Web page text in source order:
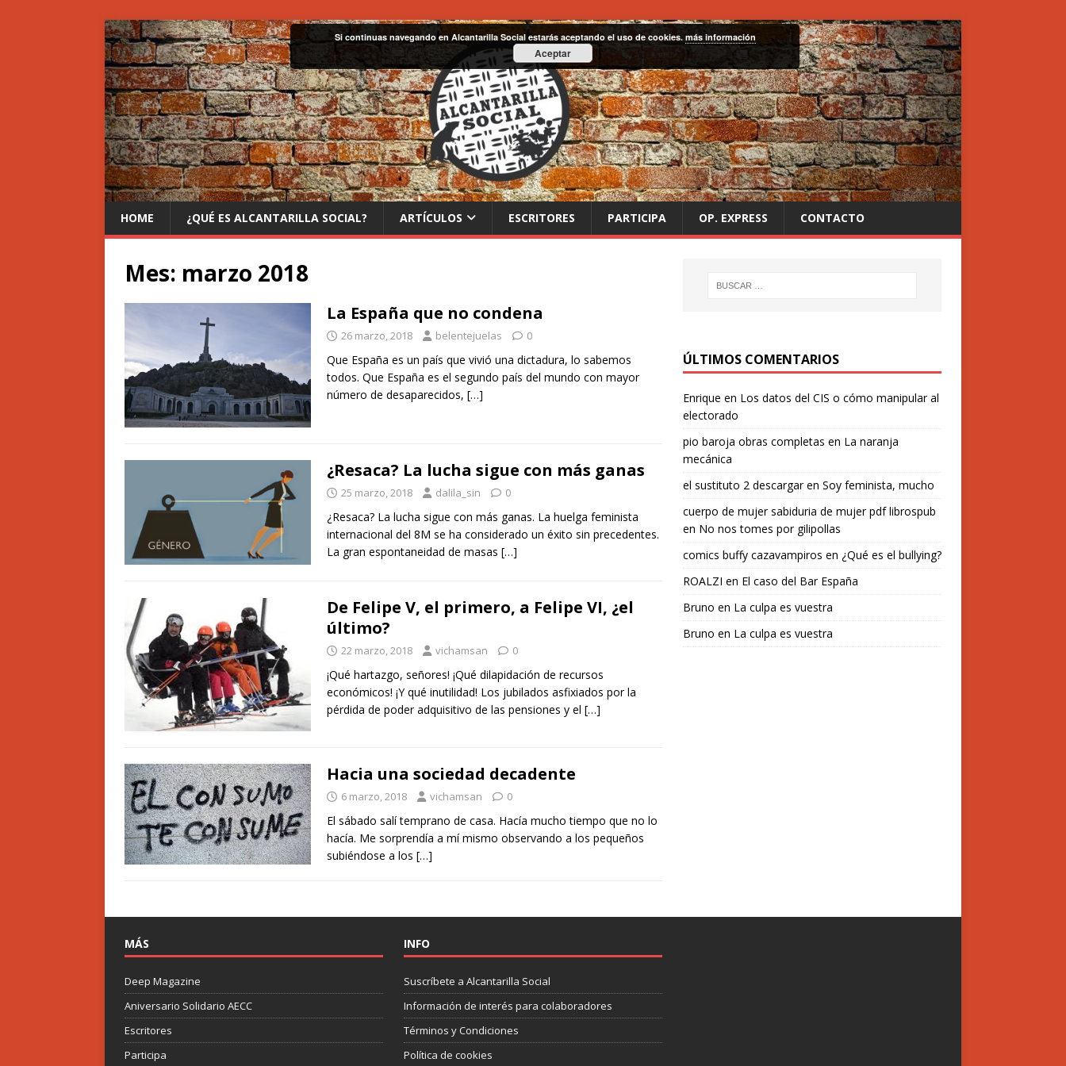
HOME ¿QUÉ ES ALCANTARILLA SOCIAL? ARTÍCULOS ESCRITORES PARTICIPA OP. EXPRESS CONTACTO
Mes: marzo 2018
La España que no condena
26 marzo, 2018 belentejuelas 0
Que España es un país que vivió una dictadura, lo sabemos
todos. Que España es el segundo país del mundo con mayor
número de desaparecidos, […]
¿Resaca? La lucha sigue con más ganas
25 marzo, 2018 dalila_sin 0
¿Resaca? La lucha sigue con más ganas. La huelga feminista
internacional del 8M se ha considerado un éxito sin precedentes.
La gran espontaneidad de masas […]
De Felipe V, el primero, a Felipe VI, ¿el
último?
22 marzo, 2018 vichamsan 0
¡Qué hartazgo, señores! ¡Qué dilapidación de recursos
económicos! ¡Y qué inutilidad! Los jubilados asfixiados por la
pérdida de poder adquisitivo de las pensiones y el […]
Hacia una sociedad decadente
6 marzo, 2018 vichamsan 0
El sábado salí temprano de casa. Hacía mucho tiempo que no lo
hacía. Me sorprendía a mí mismo observando a los pequeños
subiéndose a los […]
ÚLTIMOS COMENTARIOS
Enrique en Los datos del CIS o cómo manipular al
electorado
pio baroja obras completas en La naranja
mecánica
el sustituto 2 descargaren Soy feminista, mucho
cuerpo de mujer sabiduria de mujer pdf librospub
en No nos tomes por gilipollas
comics buffy cazavampiros en ¿Qué es el bullying?
ROALZI en El caso del Bar España
Bruno en La culpa es vuestra
Bruno en La culpa es vuestra
MÁS
Deep Magazine
Aniversario Solidario AECC
Escritores
Participa
INFO
Suscríbete a Alcantarilla Social
Información de interés para colaboradores
Términos y Condiciones
Política de cookies
Si continuas navegando en Alcantarilla Social estarás aceptando el uso de cookies. más información
Aceptar